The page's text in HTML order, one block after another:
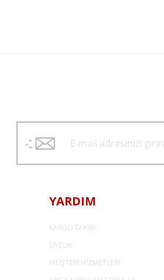
YARDIM
KARGO TAKİBİ
ÜYELİK
MÜŞTERİ HİZMETLERİ